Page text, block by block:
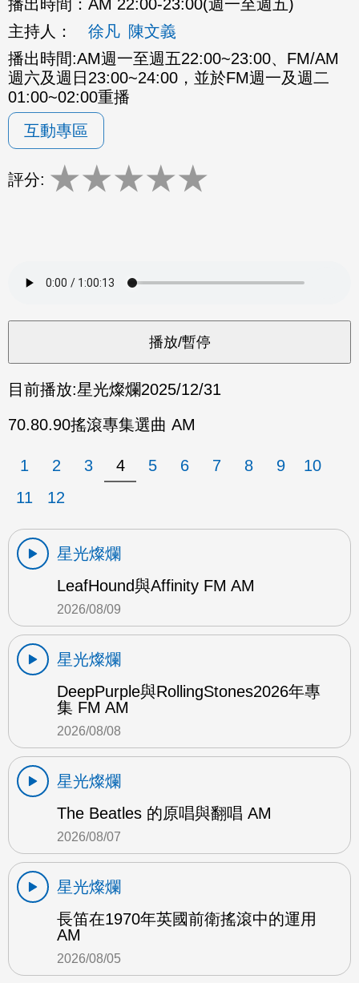
播出時間： AM 22:00-23:00(週一至週五)
主持人：
徐凡 陳文義
播出時間:AM週一至週五22:00~23:00、FM/AM
週六及週日23:00~24:00，並於FM週一及週二
01:00~02:00重播
互動專區
評分: ★★★★★
目前播放:星光燦爛2025/12/31
70.80.90搖滾專集選曲 AM
1 2 3 4 5 6 7 8 9
10
11
12
星光燦爛
LeafHound與Affinity FM AM
2026/08/09
星光燦爛
DeepPurple與RollingStones2026年專
集 FM AM
2026/08/08
星光燦爛
The Beatles 的原唱與翻唱 AM
2026/08/07
星光燦爛
長笛在1970年英國前衛搖滾中的運用
AM
2026/08/05